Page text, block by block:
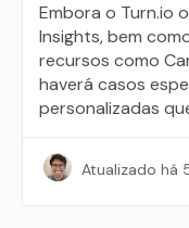
Embora o Turn.io
Insights, bem
recursos como
haverá casos
personalizadas
Atualizado há